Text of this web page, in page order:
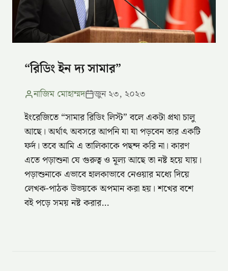
“রিডিং ইন দ্য সামার”
নাজিম মোহাম্মদ
জুন ২৩, ২০২৩
ইংরেজিতে “সামার রিডিং লিস্ট” বলে একটা প্রথা চালু
আছে। অর্থাৎ অবসরে আপনি যা যা পড়বেন তার একটি
ফর্দ। তবে আমি এ তালিকাকে পছন্দ করি না। কারণ
এতে পড়াশুনা যে গুরুত্ব ও মূল্য আছে তা নষ্ট হয়ে যায়।
পড়াশুনাকে এভাবে হালকাভাবে নেওয়ার মধ্যে দিয়ে
লেখক-পাঠক উভয়কে অপমান করা হয়। শখের বশে
বই পড়ে সময় নষ্ট করার…